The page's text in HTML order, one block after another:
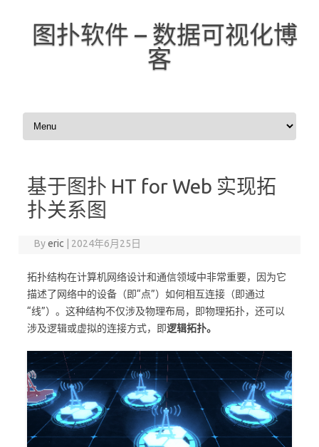
图扑软件 – 数据可视化博
客
Skip to content
基于图扑 HT for Web 实现拓
扑关系图
Byeric 2024年6月25日
拓扑结构在计算机网络设计和通信领域中非常重要，因为它
描述了网络中的设备（即“点”）如何相互连接（即通过
“线”）。这种结构不仅涉及物理布局，即物理拓扑，还可以
涉及逻辑或虚拟的连接方式，即逻辑拓扑。